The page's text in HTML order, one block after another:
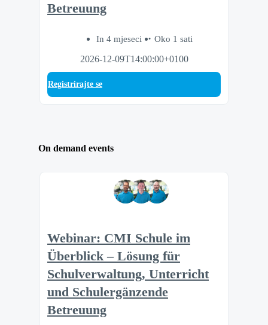
Betreuung
In 4 mjeseci
Oko 1 sati
2026-12-09T14:00:00+0100
Registrirajte se
On demand events
Webinar: CMI Schule im
Überblick – Lösung für
Schulverwaltung, Unterricht
und Schulergänzende
Betreuung